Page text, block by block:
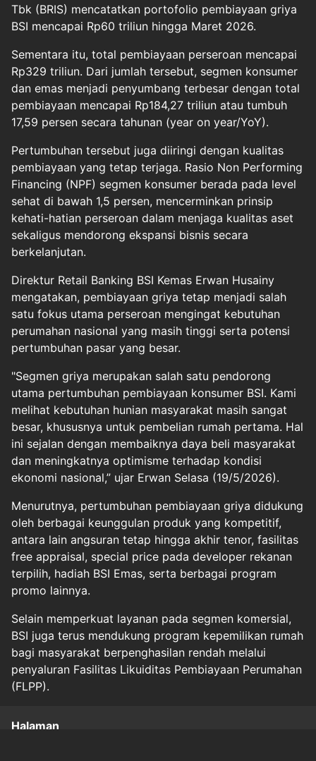
Tbk (BRIS) mencatatkan portofolio pembiayaan griya
BSI mencapai Rp60 triliun hingga Maret 2026.
Sementara itu, total pembiayaan perseroan mencapai
Rp329 triliun. Dari jumlah tersebut, segmen konsumer
dan emas menjadi penyumbang terbesar dengan total
pembiayaan mencapai Rp184,27 triliun atau tumbuh
17,59 persen secara tahunan (year on year/YoY).
Pertumbuhan tersebut juga diiringi dengan kualitas
pembiayaan yang tetap terjaga. Rasio Non Performing
Financing (NPF) segmen konsumer berada pada level
sehat di bawah 1,5 persen, mencerminkan prinsip
kehati-hatian perseroan dalam menjaga kualitas aset
sekaligus mendorong ekspansi bisnis secara
berkelanjutan.
Direktur Retail Banking BSI Kemas Erwan Husainy
mengatakan, pembiayaan griya tetap menjadi salah
satu fokus utama perseroan mengingat kebutuhan
perumahan nasional yang masih tinggi serta potensi
pertumbuhan pasar yang besar.
"Segmen griya merupakan salah satu pendorong
utama pertumbuhan pembiayaan konsumer BSI. Kami
melihat kebutuhan hunian masyarakat masih sangat
besar, khususnya untuk pembelian rumah pertama. Hal
ini sejalan dengan membaiknya daya beli masyarakat
dan meningkatnya optimisme terhadap kondisi
ekonomi nasional,” ujar Erwan Selasa (19/5/2026).
Menurutnya, pertumbuhan pembiayaan griya didukung
oleh berbagai keunggulan produk yang kompetitif,
antara lain angsuran tetap hingga akhir tenor, fasilitas
free appraisal, special price pada developer rekanan
terpilih, hadiah BSI Emas, serta berbagai program
promo lainnya.
Selain memperkuat layanan pada segmen komersial,
BSI juga terus mendukung program kepemilikan rumah
bagi masyarakat berpenghasilan rendah melalui
penyaluran Fasilitas Likuiditas Pembiayaan Perumahan
(FLPP).
Halaman